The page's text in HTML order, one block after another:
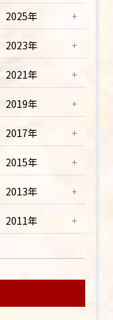
2025年
2023年
2021年
2019年
2017年
2015年
2013年
2011年